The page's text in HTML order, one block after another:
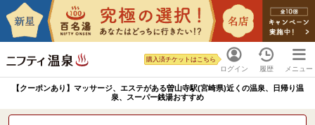
ログイン
購入済チケットはこちら
履歴 メニュー
【クーポンあり】マッサージ、エステがある曽山寺駅(宮崎県)近くの温泉、日帰り温
泉、スーパー銭湯おすすめ